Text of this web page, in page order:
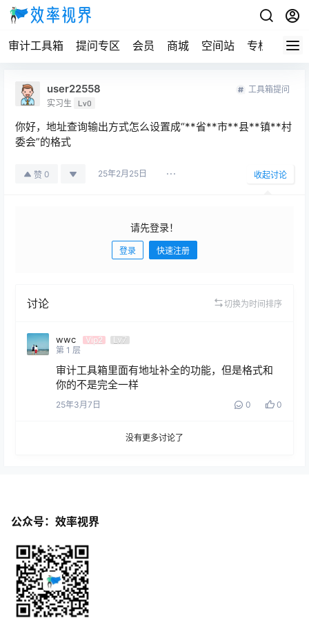
审计工具箱 提问专区 会员 商城 空间站 专栏
user22558
实习生 Lv0
工具箱提问
你好，地址查询输出方式怎么设置成“**省**市**县**镇**村
委会”的格式
赞 0 25年2月25日 收起讨论
请先登录！
登录 快速注册
讨论 切换为时间排序
wwc Vip2
Lv7
第 1 层
审计工具箱里面有地址补全的功能，但是格式和
你的不是完全一样
25年3月7日 0 0
没有更多讨论了
公众号：效率视界